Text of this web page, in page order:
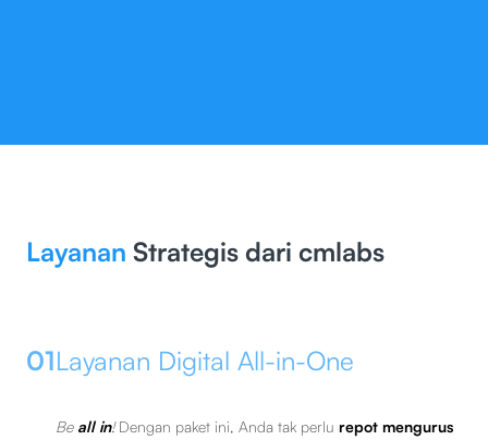
Layanan Strategis dari cmlabs
01Layanan Digital All-in-One
Be all in!Dengan paket ini, Anda tak perlu repot mengurus